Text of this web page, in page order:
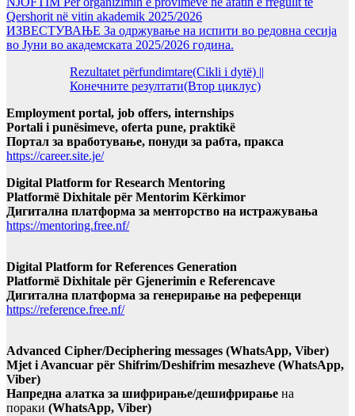
Qershorit në vitin akademik 2025/2026
ИЗВЕСТУВАЊЕ За одржување на испити во редовна сесија
во Јуни во академската 2025/2026 година.
Rezultatet përfundimtare(Cikli i dytë) ||
Конечните резултати(Втор циклус)
Employment portal, job offers, internships
Portali i punësimeve, oferta pune, praktikë
Портал за вработување, понуди за рабта, пракса
https://career.site.je/
Digital Platform for Research Mentoring
Platformë Dixhitale për Mentorim Kërkimor
Дигитална платформа за менторство на истражувања
https://mentoring.free.nf/
Digital Platform for References Generation
Platformë Dixhitale për Gjenerimin e Referencave
Дигитална платформа за генерирање на референци
https://reference.free.nf/
Advanced Cipher/Deciphering messages (WhatsApp, Viber)
Mjet i Avancuar për Shifrim/Deshifrim mesazheve (WhatsApp,
Viber)
Напредна алатка за шифрирање/дешифрирање на
пораки (WhatsApp, Viber)